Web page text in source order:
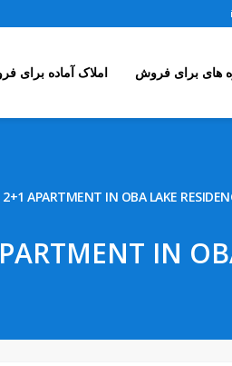
های برای فروش املاک آماده برای
2+1 APARTMENT IN OBA LAKE
IN